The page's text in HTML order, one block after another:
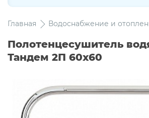
Главная Водоснабжение и
Полотенцесушитель
Тандем 2П 60х60